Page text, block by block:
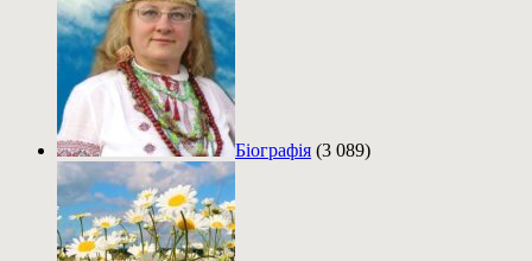
Біографія (3 089)